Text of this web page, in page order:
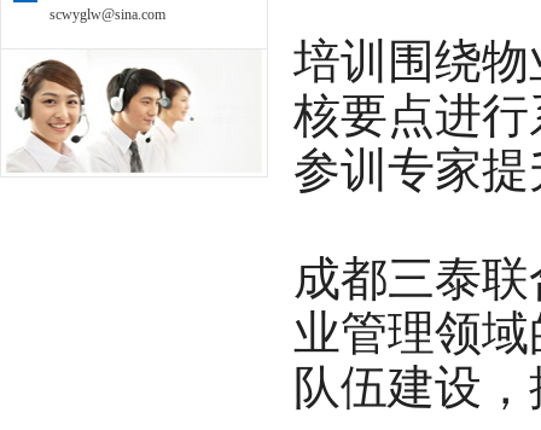
scwyglw@sina.com
培训围绕
核要点进
参训专家
成都三泰
业管理领
队伍建设